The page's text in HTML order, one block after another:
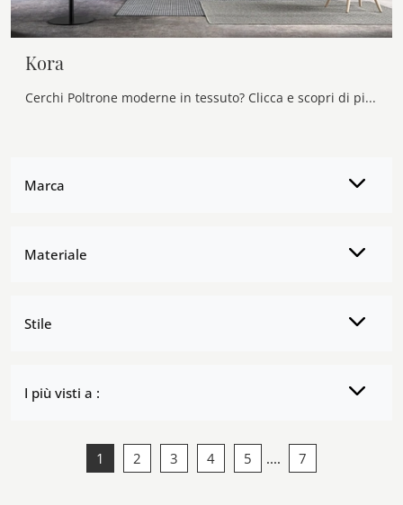
Marca
Materiale
Stile
I più visti a :
Kora
Cerchi Poltrone moderne in tessuto? Clicca e scopri di più sul modello Kora di Samoa.
1 2 3 4 5 .... 7